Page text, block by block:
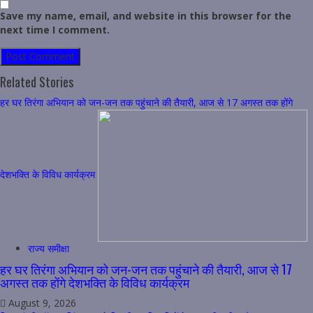
Save my name, email, and website in this browser for the
next time I comment.
Related Stories
हर घर तिरंगा अभियान को जन-जन तक पहुंचाने की तैयारी, आज से 17 अगस्त तक होंगे
देशभक्ति के विविध कार्यक्रम
राज्य समीक्षा
हर घर तिरंगा अभियान को जन-जन तक पहुंचाने की तैयारी, आज से 17
अगस्त तक होंगे देशभक्ति के विविध कार्यक्रम
August 9, 2026